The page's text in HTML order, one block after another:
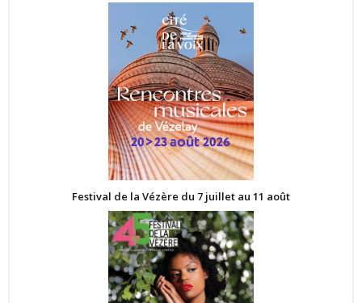
Festival de la Vézère du 7 juillet au 11 août